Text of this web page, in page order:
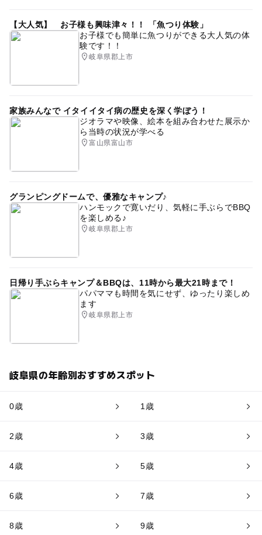
【大人気】 お子様も興味津々！！ 「魚つり体験」
お子様でも簡単に魚つりができる大人気の体
験です！！
岐阜県郡上市
家族みんなで イタイイタイ病の歴史を深く学ぼう！
ジオラマや映像、絵本を組み合わせた展示か
ら当時の状況が学べる
富山県富山市
グランピングドームで、優雅なキャンプ♪
ハンモックで寛いだり、気軽に手ぶらでBBQ
を楽しめる♪
岐阜県郡上市
日帰り手ぶらキャンプ＆BBQは、11時から最大21時まで！
パパママも時間を気にせず、ゆったり楽しめ
ます
岐阜県郡上市
岐阜県の年齢別おすすめスポット
0歳 1歳
2歳 3歳
4歳 5歳
6歳 7歳
8歳 9歳